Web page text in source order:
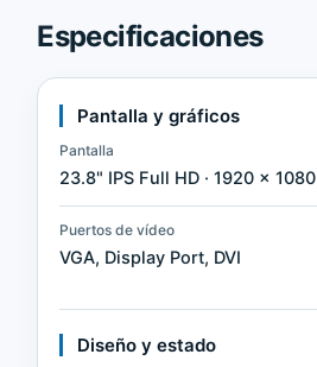
Especificaciones
Pantalla y gráficos
Pantalla
23.8" IPS Full HD · 1920 × 1080
Puertos de vídeo
VGA, Display Port, DVI
Diseño y estado